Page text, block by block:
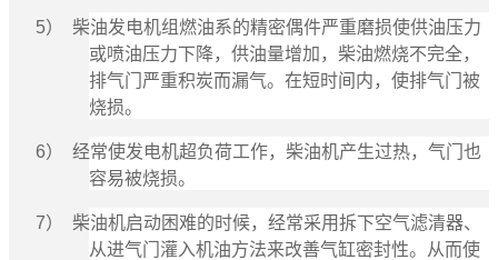
5） 柴油发电机组燃油系的精密偶件严重磨损使供油压力
或喷油压力下降，供油量增加，柴油燃烧不完全，
排气门严重积炭而漏气。在短时间内，使排气门被
烧损。
6） 经常使发电机超负荷工作，柴油机产生过热，气门也
容易被烧损。
7） 柴油机启动困难的时候，经常采用拆下空气滤清器、
从进气门灌入机油方法来改善气缸密封性。从而使